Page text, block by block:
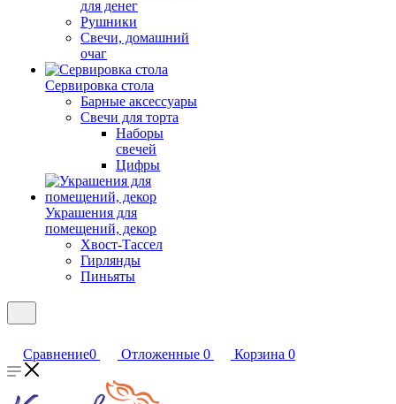
для денег
Рушники
Свечи, домашний
очаг
Сервировка стола
Барные аксессуары
Свечи для торта
Наборы
свечей
Цифры
Украшения для
помещений, декор
Хвост-Тассел
Гирлянды
Пиньяты
Сравнение0 Отложенные 0 Корзина 0